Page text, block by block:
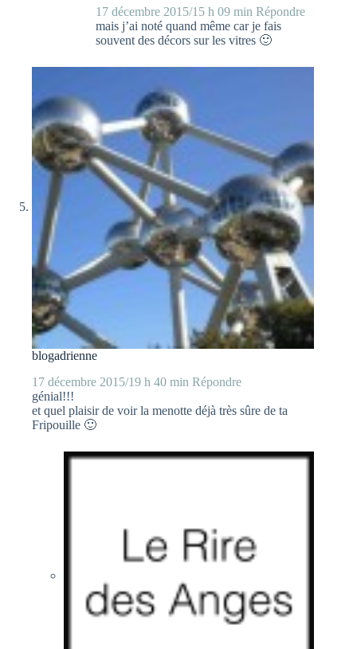
17 décembre 2015/15 h 09 min Répondre
mais j’ai noté quand même car je fais
souvent des décors sur les vitres 🙂
blogadrienne
17 décembre 2015/19 h 40 min Répondre
génial!!!
et quel plaisir de voir la menotte déjà très sûre de ta
Fripouille 🙂